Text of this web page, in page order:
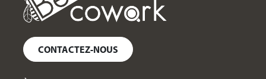
CONTACTEZ-NOUS